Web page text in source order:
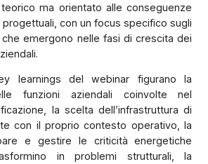
ma orientato alle conseguenze
con un focus specifico sugli
emergono nelle fasi di crescita dei
learnings del webinar figurano la
funzioni aziendali coinvolte nel
la scelta dell’infrastruttura di
con il proprio contesto operativo, la
e gestire le criticità energetiche
in problemi strutturali, la